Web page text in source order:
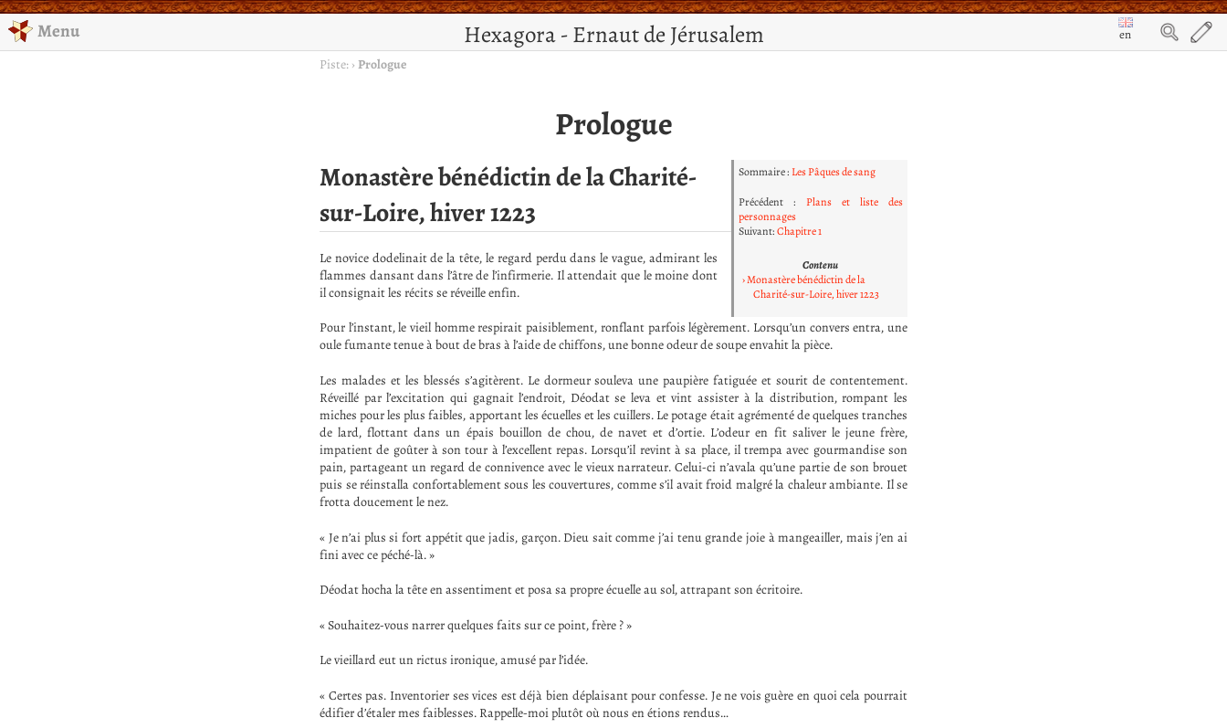
Hexagora - Ernaut de Jérusalem
Menu
en
Piste: › Prologue
Prologue
Sommaire : Les Pâques de sang
Précédent : Plans et liste des
personnages
Suivant:Chapitre 1
Contenu
Monastère bénédictin de la
Charité-sur-Loire, hiver 1223
Monastère bénédictin de la Charité-
sur-Loire, hiver 1223
Le novice dodelinait de la tête, le regard perdu dans le vague, admirant les
flammes dansant dans l’âtre de l’infirmerie. Il attendait que le moine dont
il consignait les récits se réveille enfin.
Pour l’instant, le vieil homme respirait paisiblement, ronflant parfois légèrement. Lorsqu’un convers entra, une
oule fumante tenue à bout de bras à l’aide de chiffons, une bonne odeur de soupe envahit la pièce.
Les malades et les blessés s’agitèrent. Le dormeur souleva une paupière fatiguée et sourit de contentement.
Réveillé par l’excitation qui gagnait l’endroit, Déodat se leva et vint assister à la distribution, rompant les
miches pour les plus faibles, apportant les écuelles et les cuillers. Le potage était agrémenté de quelques tranches
de lard, flottant dans un épais bouillon de chou, de navet et d’ortie. L’odeur en fit saliver le jeune frère,
impatient de goûter à son tour à l’excellent repas. Lorsqu’il revint à sa place, il trempa avec gourmandise son
pain, partageant un regard de connivence avec le vieux narrateur. Celui-ci n’avala qu’une partie de son brouet
puis se réinstalla confortablement sous les couvertures, comme s’il avait froid malgré la chaleur ambiante. Il se
frotta doucement le nez.
« Je n’ai plus si fort appétit que jadis, garçon. Dieu sait comme j’ai tenu grande joie à mangeailler, mais j’en ai
fini avec ce péché-là. »
Déodat hocha la tête en assentiment et posa sa propre écuelle au sol, attrapant son écritoire.
« Souhaitez-vous narrer quelques faits sur ce point, frère ? »
Le vieillard eut un rictus ironique, amusé par l’idée.
« Certes pas. Inventorier ses vices est déjà bien déplaisant pour confesse. Je ne vois guère en quoi cela pourrait
édifier d’étaler mes faiblesses. Rappelle-moi plutôt où nous en étions rendus…